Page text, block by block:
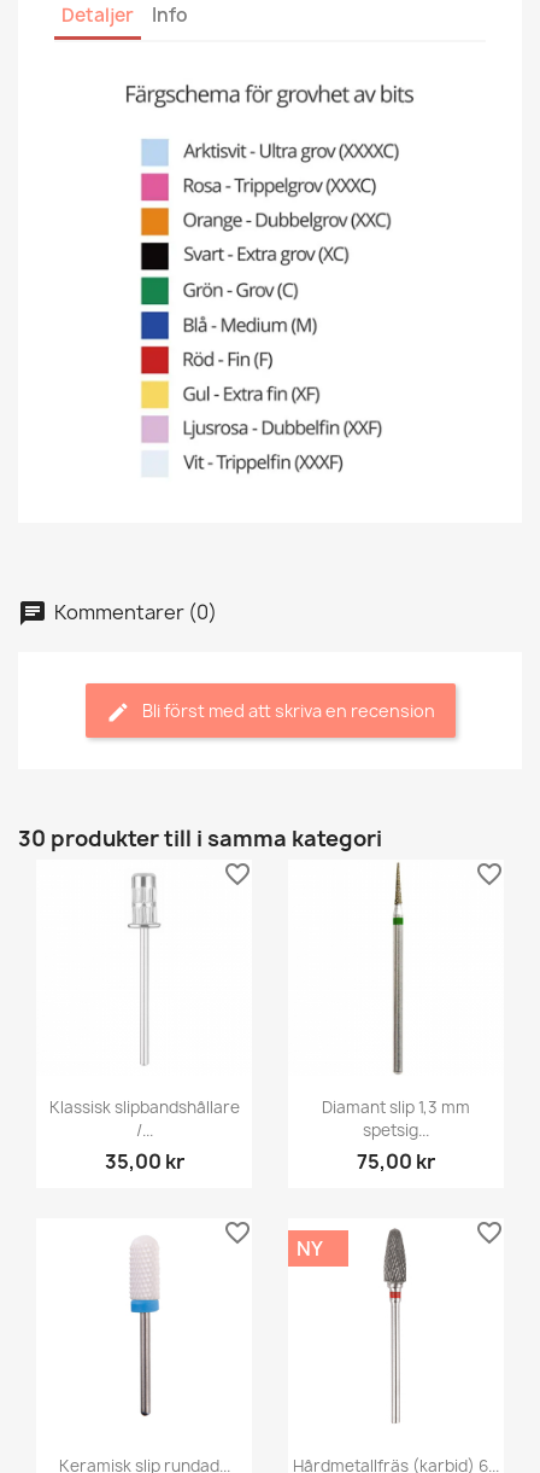
Detaljer Info
Kommentarer (0)
Bli först med att skriva en recension
30 produkter till i samma kategori
Klassisk slipbandshållare
/...
35,00 kr
favorite_border
Diamant slip 1,3 mm
spetsig...
75,00 kr
favorite_border
Keramisk slip rundad...
favorite_border
Hårdmetallfräs (karbid) 6...
NY
favorite_border